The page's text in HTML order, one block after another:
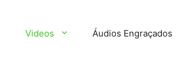
Videos Áudios Engraçados